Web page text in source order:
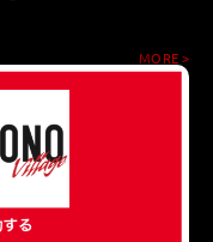
MORE >